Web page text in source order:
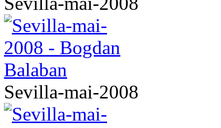
Sevilla-mai-2008